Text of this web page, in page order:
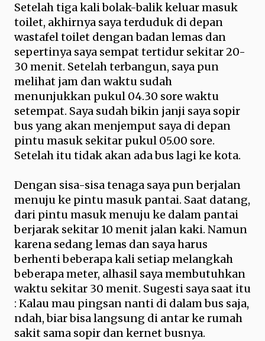
Setelah tiga kali bolak-balik keluar masuk
toilet, akhirnya saya terduduk di depan
wastafel toilet dengan badan lemas dan
sepertinya saya sempat tertidur sekitar 20-
30 menit. Setelah terbangun, saya pun
melihat jam dan waktu sudah
menunjukkan pukul 04.30 sore waktu
setempat. Saya sudah bikin janji saya sopir
bus yang akan menjemput saya di depan
pintu masuk sekitar pukul 05.00 sore.
Setelah itu tidak akan ada bus lagi ke kota.
Dengan sisa-sisa tenaga saya pun berjalan
menuju ke pintu masuk pantai. Saat datang,
dari pintu masuk menuju ke dalam pantai
berjarak sekitar 10 menit jalan kaki. Namun
karena sedang lemas dan saya harus
berhenti beberapa kali setiap melangkah
beberapa meter, alhasil saya membutuhkan
waktu sekitar 30 menit. Sugesti saya saat itu
: Kalau mau pingsan nanti di dalam bus saja,
ndah, biar bisa langsung di antar ke rumah
sakit sama sopir dan kernet busnya.